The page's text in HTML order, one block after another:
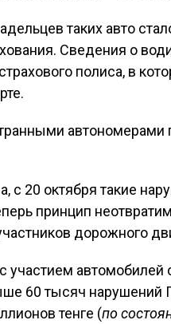
таких авто
Сведения о
полиса, в
автономерами
с 20 октября такие
принцип
дорожного
участием
60 тысяч нарушений
тенге (по